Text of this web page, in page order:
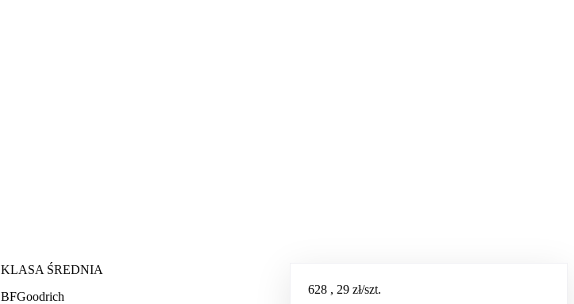
KLASA ŚREDNIA
BFGoodrich
628 , 29 zł/szt.